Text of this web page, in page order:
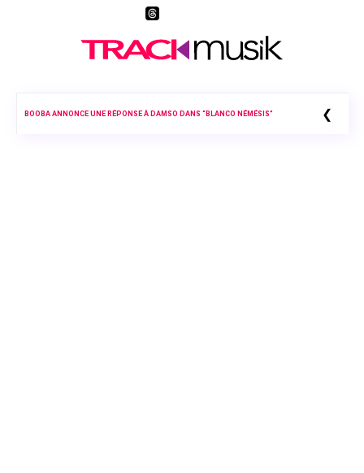
BOOBA ANNONCE UNE RÉPONSE À DAMSO DANS “BLANCO NÉMÉSIS” ❮